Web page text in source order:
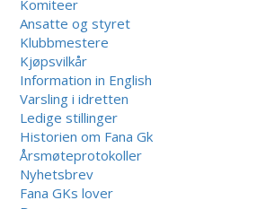
Komiteer
Ansatte og styret
Klubbmestere
Kjøpsvilkår
Information in English
Varsling i idretten
Ledige stillinger
Historien om Fana Gk
Årsmøteprotokoller
Nyhetsbrev
Fana GKs lover